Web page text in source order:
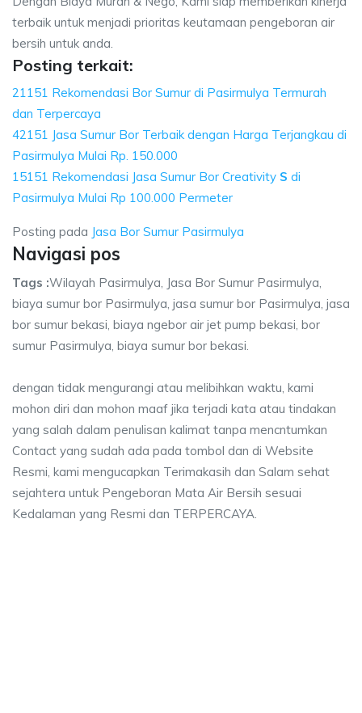
terbaik untuk menjadi prioritas keutamaan pengeboran air
bersih untuk anda.
Posting terkait:
21151 Rekomendasi Bor Sumur di Pasirmulya Termurah
dan Terpercaya
42151 Jasa Sumur Bor Terbaik dengan Harga Terjangkau di
Pasirmulya Mulai Rp. 150.000
15151 Rekomendasi Jasa Sumur Bor Creativity S di
Pasirmulya Mulai Rp 100.000 Permeter
Posting pada Jasa Bor Sumur Pasirmulya
Navigasi pos
Tags :Wilayah Pasirmulya, Jasa Bor Sumur Pasirmulya,
biaya sumur bor Pasirmulya, jasa sumur bor Pasirmulya, jasa
bor sumur bekasi, biaya ngebor air jet pump bekasi, bor
sumur Pasirmulya, biaya sumur bor bekasi.
dengan tidak mengurangi atau melibihkan waktu, kami
mohon diri dan mohon maaf jika terjadi kata atau tindakan
yang salah dalam penulisan kalimat tanpa mencntumkan
Contact yang sudah ada pada tombol dan di Website
Resmi, kami mengucapkan Terimakasih dan Salam sehat
sejahtera untuk Pengeboran Mata Air Bersih sesuai
Kedalaman yang Resmi dan TERPERCAYA.